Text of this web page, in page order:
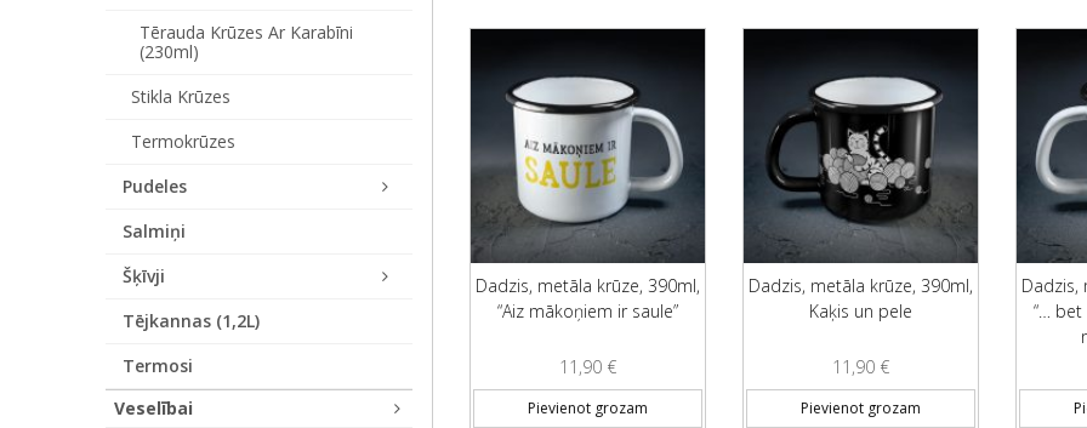
Dadzis, metāla krūze, 390ml,
“Aiz mākoņiem ir saule”
11,90 €
Pievienot grozam
Dadzis, metāla krūze, 390ml,
Kaķis un pele
11,90 €
Pievienot grozam
Dadzis,
“… bet
Tērauda Krūzes Ar Karabīni
(230ml)
Stikla Krūzes
Termokrūzes
Pudeles
Salmiņi
Šķīvji
Tējkannas (1,2L)
Termosi
Veselībai